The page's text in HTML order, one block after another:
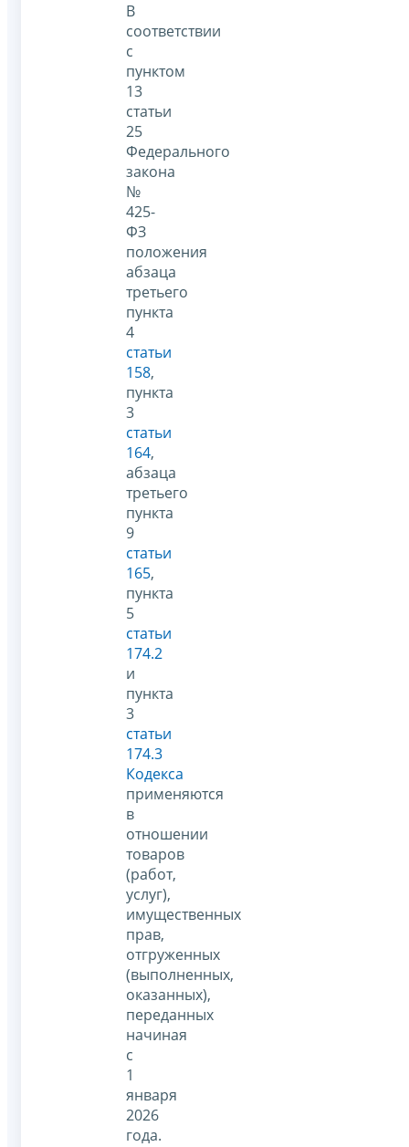
В
соответствии
с
пунктом
13
статьи
25
Федерального
закона
№
425-
ФЗ
положения
абзаца
третьего
пункта
4
статьи
158,
пункта
3
статьи
164,
абзаца
третьего
пункта
9
статьи
165,
пункта
5
статьи
174.2
и
пункта
3
статьи
174.3
Кодекса
применяются
в
отношении
товаров
(работ,
услуг),
имущественных
прав,
отгруженных
(выполненных,
оказанных),
переданных
начиная
с
1
января
2026
года.